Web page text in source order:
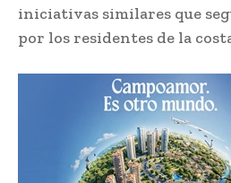
iniciativas similares que
por los residentes de la